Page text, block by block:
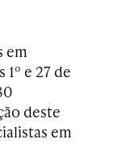
em
e 27 de
deste
em